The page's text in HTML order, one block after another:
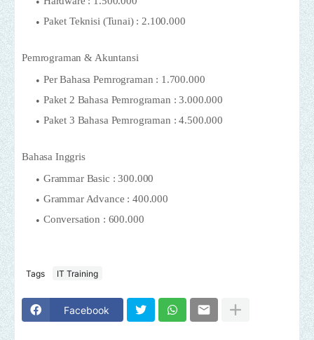
Paket Teknisi (Tunai) : 2.100.000
Pemrograman & Akuntansi
Per Bahasa Pemrograman : 1.700.000
Paket 2 Bahasa Pemrograman : 3.000.000
Paket 3 Bahasa Pemrograman : 4.500.000
Bahasa Inggris
Grammar Basic : 300.000
Grammar Advance : 400.000
Conversation : 600.000
Tags IT Training
Facebook